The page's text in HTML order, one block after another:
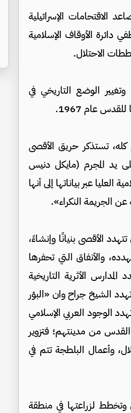
الاقتحامات الإسرائيلية
وموظفي دائرة الأوقاف الإسلامية
الاحتلال.
وتغيير الوضع التاريخي في
عام 1967.
كله، تستذكر حريق الأقصى
في 21 أغسطس 1969، وذلك على يد المجرم (مايكل دنيس
عبر بياناتها إلى أنها
الجريمة النكراء».
الأقصى بنيانًا وإنشاءً،
والأنفاق التي تحفرها
الأثرية التاريخية
الشيخ جراح وان «البؤر
الوجود العربي الإسلامي
من مدينتهم؛ فتزوير
وأعمال البلطجة تتم في
وتخطط لزراعتها في منطقة